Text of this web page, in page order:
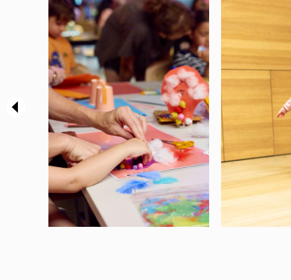
Familles
Production
Présentation
Productions & tournées
Coproductions
Workshops